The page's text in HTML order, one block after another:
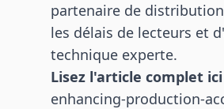
partenaire de
les délais de lecteurs et
technique experte.
Lisez l'article complet ici
enhancing-production-